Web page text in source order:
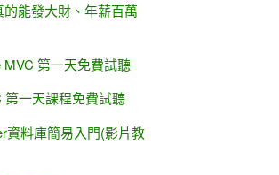
能發大財、年薪百萬
MVC 第一天免費試聽
第一天課程免費試聽
資料庫簡易入門(影片教